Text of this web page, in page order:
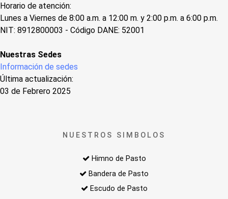
Horario de atención:
Lunes a Viernes de 8:00 a.m. a 12:00 m. y 2:00 p.m. a 6:00 p.m.
NIT: 8912800003 - Código DANE: 52001
Nuestras Sedes
Información de sedes
Última actualización:
03 de Febrero 2025
NUESTROS SIMBOLOS
Himno de Pasto
Bandera de Pasto
Escudo de Pasto